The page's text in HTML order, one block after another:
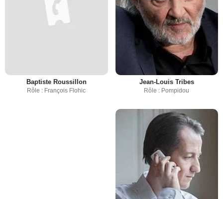
Baptiste Roussillon
Rôle : François Flohic
Jean-Louis Tribes
Rôle : Pompidou